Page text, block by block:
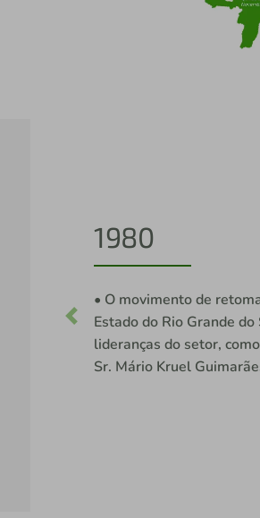
1981
• As cooperativas de
pecuaristas, que viam
viabilizarem suas
surgiram inúmeras
Previous